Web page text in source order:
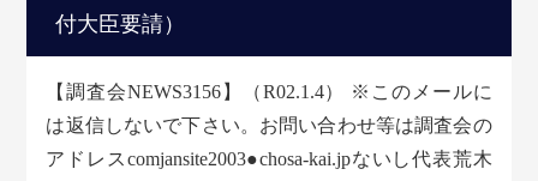
付大臣要請）
【調査会NEWS3156】（R02.1.4） ※このメールに
は返信しないで下さい。お問い合わせ等は調査会の
アドレスcomjansite2003●chosa-kai.jpないし代表荒木